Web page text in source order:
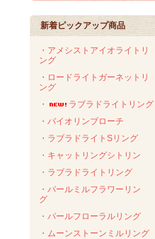
新着ピックアップ商品
・アメシストアイオライトリ
ング
・ロードライトガーネットリ
ング
・
ラブラドライトリング
・バイオリンブローチ
・ラブラドライトSリング
・キャットリングシトリン
・ラブラドライトリング
・パールミルフラワーリン
グ
・パールフローラルリング
・ムーンストーンミルリング